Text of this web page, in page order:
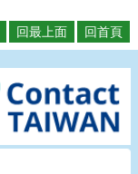
回最上面 回首頁